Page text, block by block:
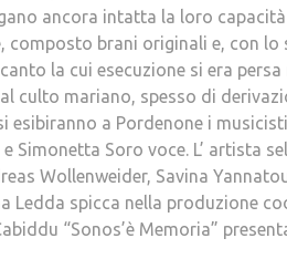
ancora intatta la loro
brani originali e, con lo
la cui esecuzione si era
culto mariano, spesso di
esibiranno a Pordenone i
Simonetta Soro voce. L’ artista
Wollenweider, Savina
Ledda spicca nella produzione
“Sonos’è Memoria”